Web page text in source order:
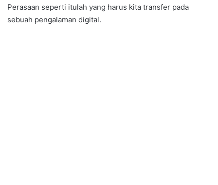
Perasaan seperti itulah yang harus kita transfer pada
sebuah pengalaman digital.